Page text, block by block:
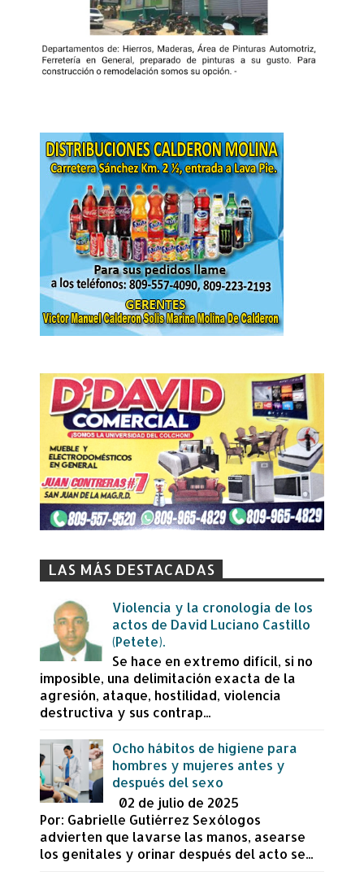
LAS MÁS DESTACADAS
Violencia y la cronología de los
actos de David Luciano Castillo
(Petete).
Se hace en extremo difícil, si no
imposible, una delimitación exacta de la
agresión, ataque, hostilidad, violencia
destructiva y sus contrap...
Ocho hábitos de higiene para
hombres y mujeres antes y
después del sexo
02 de julio de 2025
Por: Gabrielle Gutiérrez Sexólogos
advierten que lavarse las manos, asearse
los genitales y orinar después del acto se...